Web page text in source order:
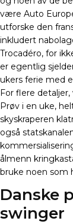
være Auto
utforske den
inkludert
Trocadéro, for
er egentlig
ukers ferie med
For flere
Prøv i en uke,
skyskraperen
også
ålmenn
bruke noen som
Danske
swinger